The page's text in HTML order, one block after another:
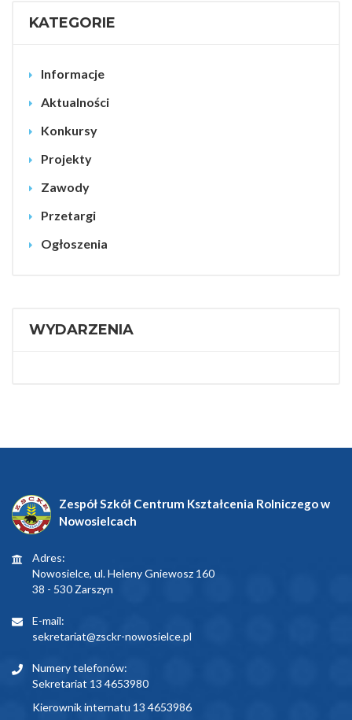
KATEGORIE
Informacje
Aktualności
Konkursy
Projekty
Zawody
Przetargi
Ogłoszenia
WYDARZENIA
Zespół Szkół Centrum Kształcenia Rolniczego w
Nowosielcach
Adres:
Nowosielce, ul. Heleny Gniewosz 160
38 - 530 Zarszyn
E-mail:
sekretariat@zsckr-nowosielce.pl
Numery telefonów:
Sekretariat 13 4653980
Kierownik internatu 13 4653986